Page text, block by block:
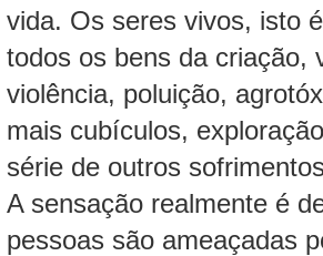
vida. Os seres vivos, isto
todos os bens da criação,
violência, poluição,
mais cubículos,
série de outros
A sensação realmente é
pessoas são ameaçadas